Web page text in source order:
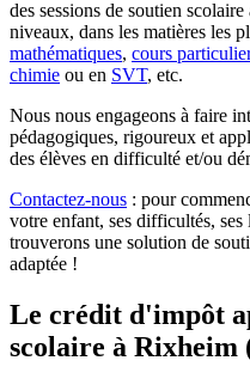
des sessions de soutien
niveaux, dans les matières les
mathématiques, cours
chimie ou en SVT, etc.
Nous nous engageons à faire
pédagogiques, rigoureux et
des élèves en difficulté et/ou
Contactez-nous : pour
votre enfant, ses difficultés,
trouverons une solution de
adaptée !
Le crédit d'impôt
scolaire à Rixheim